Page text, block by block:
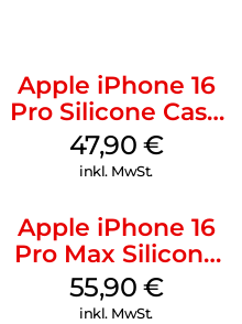
Apple iPhone 16
Pro Silicone Case
MagSafe Denim
47,90 €
inkl. MwSt.
Apple iPhone 16
Pro Max Silicone
Case MagSafe
Stone Gray
55,90 €
inkl. MwSt.